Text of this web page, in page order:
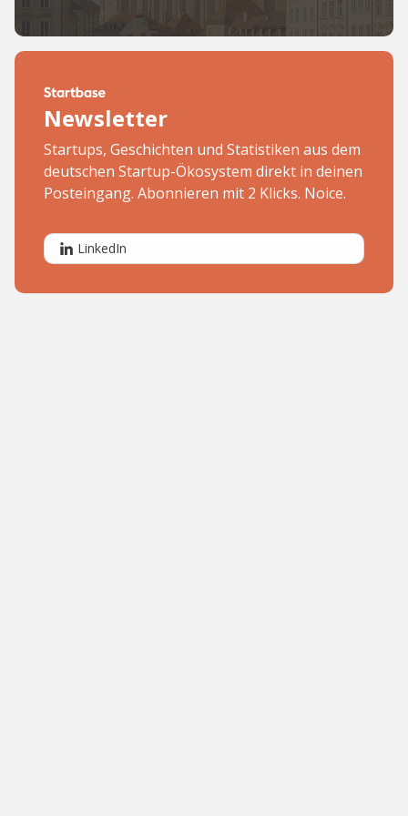
Newsletter
Startups, Geschichten und Statistiken aus dem
deutschen Startup-Ökosystem direkt in deinen
Posteingang. Abonnieren mit 2 Klicks. Noice.
LinkedIn